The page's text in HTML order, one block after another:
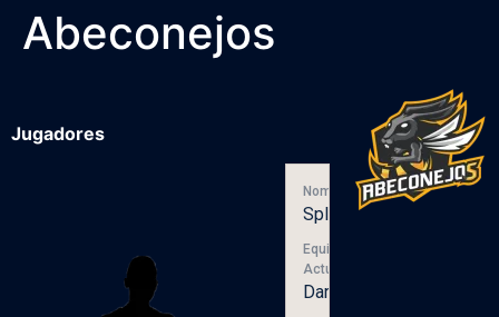
Abeconejos
Jugadores
Nombre
Splitz
Equipo
Actual
DarkCats